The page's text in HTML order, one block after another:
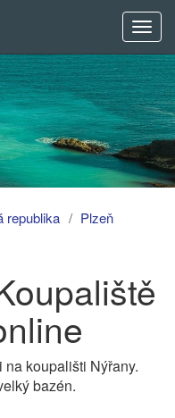
menu
republika
Plzeň
koupališti Nýřany.
bazén.